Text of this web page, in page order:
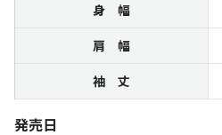
身 幅
肩 幅
袖 丈
発売日